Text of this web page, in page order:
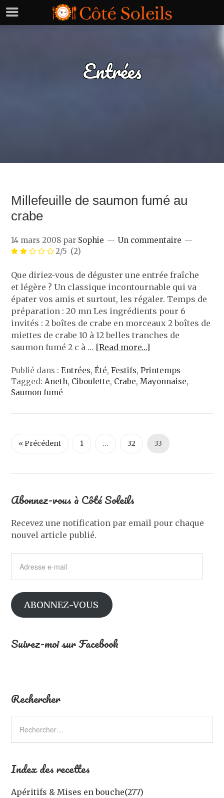
Entrées
Millefeuille de saumon fumé au
crabe
14 mars 2008 par Sophie
Un commentaire
2/5 (2)
Que diriez-vous de déguster une entrée fraîche
et légère ? Un classique incontournable qui va
épater vos amis et surtout, les régaler. Temps de
préparation : 20 mn Les ingrédients pour 6
invités : 2 boîtes de crabe en morceaux 2 boîtes de
miettes de crabe 10 à 12 belles tranches de
saumon fumé 2 c à … [Read more…]
Publié dans :Entrées,Été,Festifs,Printemps
Tagged:Aneth, Ciboulette, Crabe,Mayonnaise,
Saumon fumé
« Précédent 1 … 32 33
Abonnez-vous à Côté Soleils
Recevez une notification par email pour chaque
nouvel article publié.
mail
ABONNEZ-VOUS
Suivez-moi sur Facebook
Rechercher
Index des recettes
Apéritifs & Mises en bouche(277)